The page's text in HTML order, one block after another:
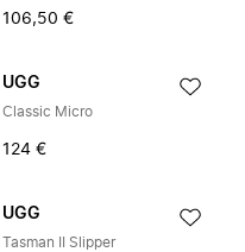
106,50 €
UGG
Classic Micro
124 €
UGG
Tasman II Slipper